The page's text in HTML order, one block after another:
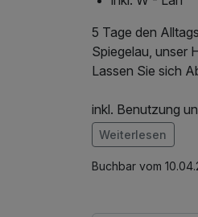
5 Tage den
Spiegelau, unser
Lassen Sie sich
inkl. Benutzung
Sanarium mit
Liegewiese.
Im Angebot
1 x Welcome
Weiterlesen
Buchbar vom